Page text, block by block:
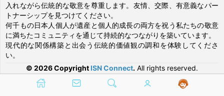
入れながら伝統的な敬意を尊重します。友情、交際、有意義なパー
トナーシップを見つけてください。
何千もの日本人個人が遺産と個人的成長の両方を祝う私たちの敬意
に満ちたコミュニティを通じて持続的なつながりを築いています。
現代的な関係構築と出会う伝統的価値観の調和を体験してくださ
い。
© 2026 Copyright ISN Connect. All rights reserved.